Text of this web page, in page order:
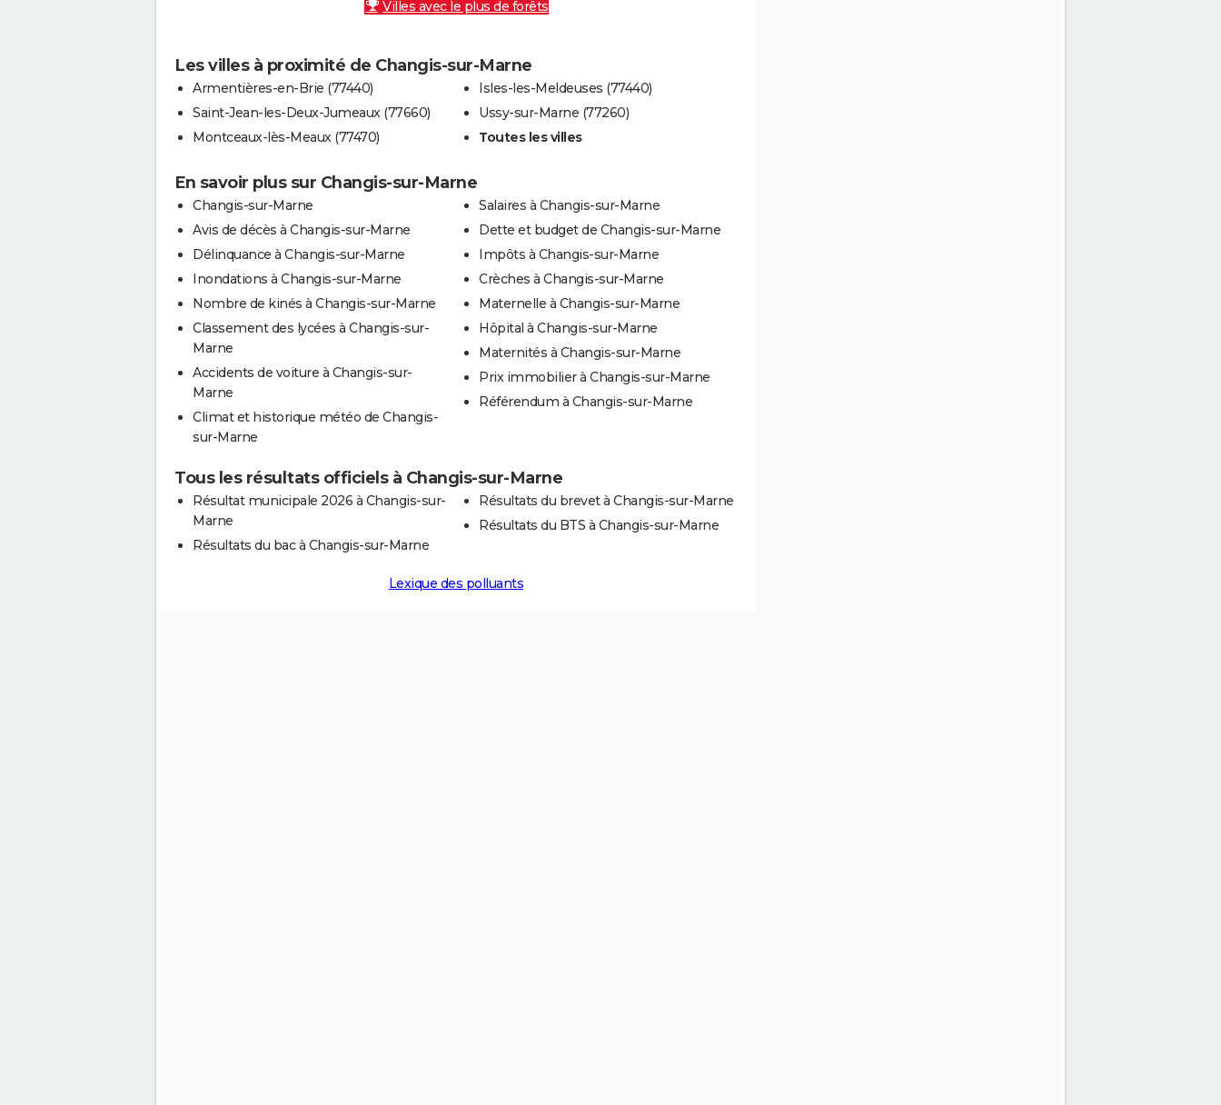
Villes avec le plus de forêts
Les villes à proximité de Changis-sur-Marne
Armentières-en-Brie (77440)
Saint-Jean-les-Deux-Jumeaux (77660)
Montceaux-lès-Meaux (77470)
Isles-les-Meldeuses (77440)
Ussy-sur-Marne (77260)
Toutes les villes
En savoir plus sur Changis-sur-Marne
Changis-sur-Marne
Avis de décès à Changis-sur-Marne
Délinquance à Changis-sur-Marne
Inondations à Changis-sur-Marne
Nombre de kinés à Changis-sur-Marne
Classement des lycées à Changis-sur-
Marne
Accidents de voiture à Changis-sur-
Marne
Climat et historique météo de Changis-
sur-Marne
Salaires à Changis-sur-Marne
Dette et budget de Changis-sur-Marne
Impôts à Changis-sur-Marne
Crèches à Changis-sur-Marne
Maternelle à Changis-sur-Marne
Hôpital à Changis-sur-Marne
Maternités à Changis-sur-Marne
Prix immobilier à Changis-sur-Marne
Référendum à Changis-sur-Marne
Tous les résultats officiels à Changis-sur-Marne
Résultat municipale 2026 à Changis-sur-
Marne
Résultats du bac à Changis-sur-Marne
Résultats du brevet à Changis-sur-Marne
Résultats du BTS à Changis-sur-Marne
Lexique des polluants